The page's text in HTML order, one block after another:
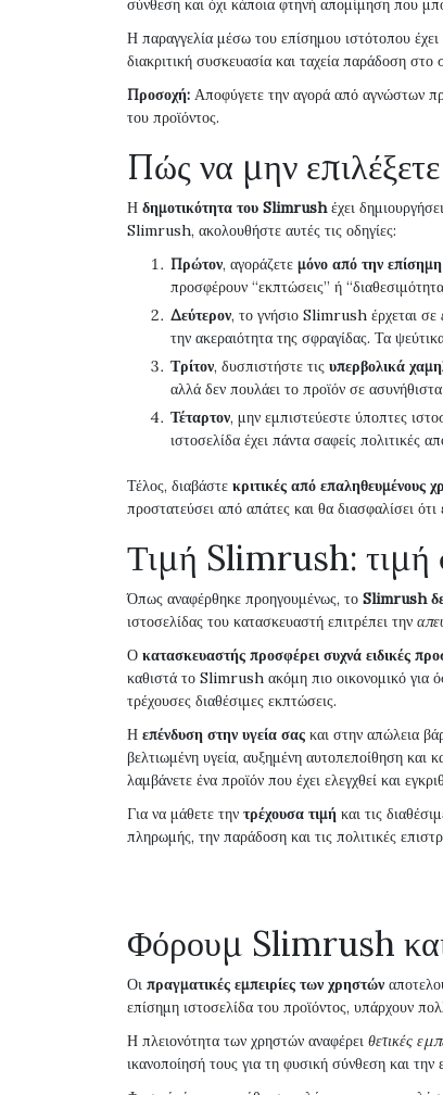
σύνθεση και όχι κάποια φτηνή απομίμηση που
Η παραγγελία μέσω του επίσημου ιστότοπου
διακριτική συσκευασία και ταχεία παράδοση
Προσοχή: Αποφύγετε την αγορά από αγνώστων
του προϊόντος.
Πώς να μην
Η δημοτικότητα του Slimrushέχει
Slimrush, ακολουθήστε αυτές τις οδηγίες:
Πρώτον, αγοράζετε μόνο από την επίσημη
προσφέρουν “εκπτώσεις” ή
Δεύτερον, το γνήσιο Slimrush έρχεται σε
την ακεραιότητα της σφραγίδας. Τα
Τρίτον, δυσπιστήστε τις υπερβολικά
αλλά δεν πουλάει το προϊόν σε
Τέταρτον, μην εμπιστεύεστε ύποπτες
ιστοσελίδα έχει πάντα σαφείς πολιτικές
Τέλος, διαβάστε κριτικές από επαληθευμένους
προστατεύσει από απάτες και θα διασφαλίσει
Τιμή Slimrush: τιμή
Όπως αναφέρθηκε προηγουμένως, το Slimrush
ιστοσελίδας του κατασκευαστή επιτρέπει την
Ο κατασκευαστής προσφέρει συχνά ειδικές
καθιστά το Slimrush ακόμη πιο οικονομικό για
τρέχουσες διαθέσιμες εκπτώσεις.
Η επένδυση στην υγεία σας και στην απώλεια
βελτιωμένη υγεία, αυξημένη αυτοπεποίθηση και
λαμβάνετε ένα προϊόν που έχει ελεγχθεί και
Για να μάθετε την τρέχουσα τιμή και τις
πληρωμής, την παράδοση και τις πολιτικές
Φόρουμ Slimrush και
Οι πραγματικές εμπειρίες των χρηστών
επίσημη ιστοσελίδα του προϊόντος, υπάρχουν
Η πλειονότητα των χρηστών αναφέρει θετικές
ικανοποίησή τους για τη φυσική σύνθεση και